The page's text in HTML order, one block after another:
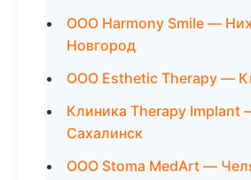
ООО Harmony Smile —
Новгород
ООО Esthetic Therapy —
Клиника Therapy
Сахалинск
ООО Stoma MedArt —